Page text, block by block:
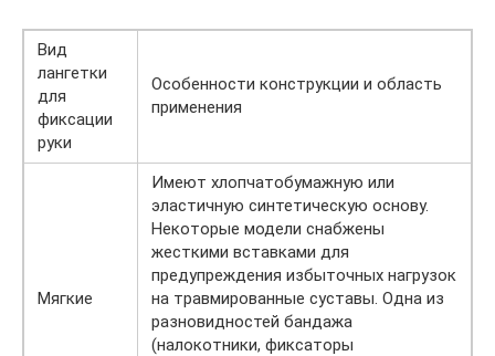
Вид
лангетки
для
фиксации
руки
Особенности конструкции и область
применения
Мягкие
Имеют хлопчатобумажную или
эластичную синтетическую основу.
Некоторые модели снабжены
жесткими вставками для
предупреждения избыточных нагрузок
на травмированные суставы. Одна из
разновидностей бандажа
(налокотники, фиксаторы